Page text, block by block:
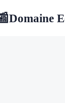
Domaine